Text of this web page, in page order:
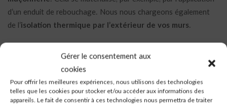
Gérer le consentement aux
cookies
Pour offrir les meilleures expériences, nous utilisons des technologies
telles que les cookies pour stocker et/ou accéder aux informations des
appareils. Le fait de consentir à ces technologies nous permettra de traiter
d’un enduit de rebouchage. Nous nous chargeons également
de l’isolation thermique par l’extérieur de vos murs.
montmiraillaise. À cette fin, nous proposons différentes finitions
comme une peinture décorative, un
un bardage en bois. Vous souhaitez préserver l’aspect pierre ou
brique de votre mur ? Vous serez, sans doute, intéressé par